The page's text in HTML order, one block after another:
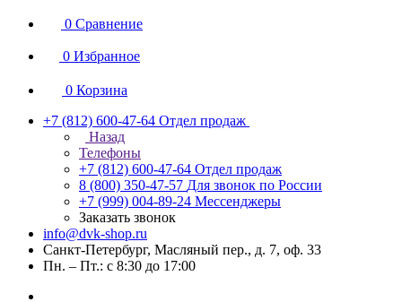
0 Сравнение
0 Избранное
0 Корзина
+7 (812) 600-47-64 Отдел продаж
Назад
Телефоны
+7 (812) 600-47-64 Отдел продаж
8 (800) 350-47-57 Для звонок по России
+7 (999) 004-89-24 Мессенджеры
Заказать звонок
info@dvk-shop.ru
Санкт-Петербург, Масляный пер., д. 7, оф. 33
Пн. – Пт.: с 8:30 до 17:00